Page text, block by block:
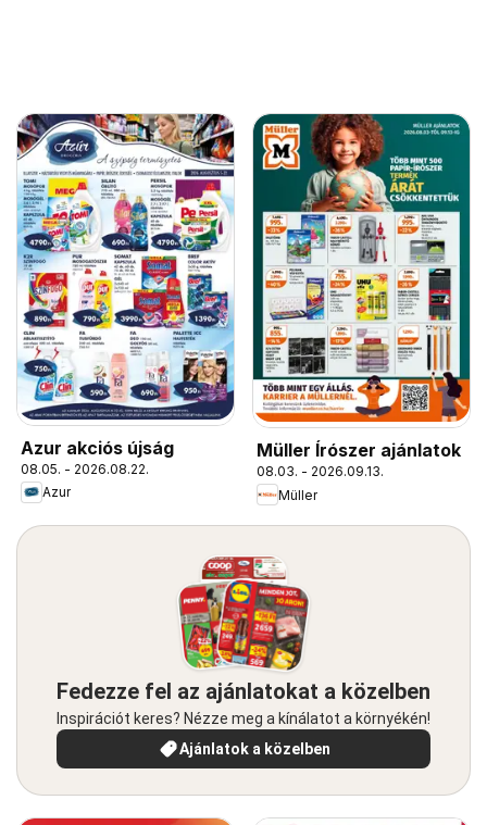
Azur akciós újság
08.05. - 2026.08.22.
Azur
Müller Írószer ajánlatok
08.03. - 2026.09.13.
Müller
Fedezze fel az ajánlatokat a közelben
Inspirációt keres? Nézze meg a kínálatot a környékén!
Ajánlatok a közelben